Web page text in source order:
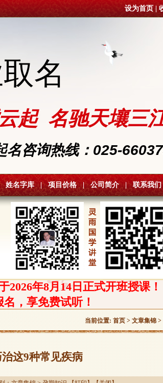
设为首页
名
起 名驰天壤三
名咨询热线：025-
姓名字库 | 项目价格 公司简介 联系我们
年8月14日正式开班授课！
，享免费试听！
当前位置: 首页 > 文章集锦 >
这9种常见疾病